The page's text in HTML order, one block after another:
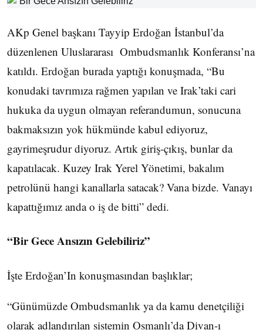
AKp Genel başkanı Tayyip Erdoğan İstanbul’da
düzenlenen Uluslararası Ombudsmanlık Konferansı’na
katıldı. Erdoğan burada yaptığı konuşmada, “Bu
konudaki tavrımıza rağmen yapılan ve Irak’taki cari
hukuka da uygun olmayan referandumun, sonucuna
bakmaksızın yok hükmünde kabul ediyoruz,
gayrimeşrudur diyoruz. Artık giriş-çıkış, bunlar da
kapatılacak. Kuzey Irak Yerel Yönetimi, bakalım
petrolünü hangi kanallarla satacak? Vana bizde. Vanayı
kapattığımız anda o iş de bitti” dedi.
“Bir Gece Ansızın Gelebiliriz”
İşte Erdoğan’In konuşmasından başlıklar;
“Günümüzde Ombudsmanlık ya da kamu denetçiliği
olarak adlandırılan sistemin Osmanlı’da Divan-ı